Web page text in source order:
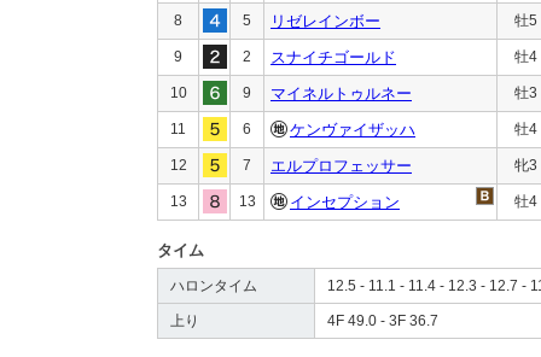
8 5 リゼレインボー 牡5
9 2 スナイチゴールド 牡4
10 9 マイネルトゥルネー 牡3
11 6 ケンヴァイザッハ 牡4
12 7 エルプロフェッサー 牝3
13 13 インセプション 牡4
タイム
ハロンタイム 12.5 - 11.1 - 11.4 - 12.3 - 12.7 -
上り 4F 49.0 - 3F 36.7